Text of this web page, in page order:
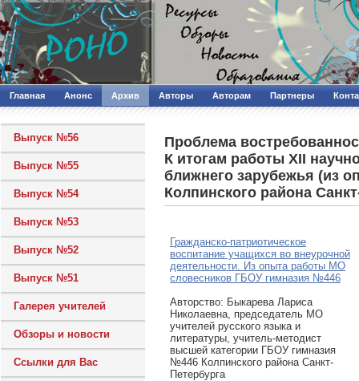
Главная Анонс Архив Авторы Авторам Партнеры
Выпуск №56
Выпуск №55
Выпуск №54
Выпуск №53
Выпуск №52
Выпуск №51
Галерея учителей
Обзоры и новости
Ссылки для Вас
Проблема
К итогам работы XII
ближнего зарубежья (из
Колпинского района
Гражданско-патриотическое
воспитание учащихся во внеурочной
деятельности. Из опыта работы МО
словесников ГБОУ гимназия №446
Авторcтво: Быкарева Лариса
Николаевна, председатель МО
учителей русского языка и
литературы, учитель-методист
высшей категории ГБОУ гимназия
№446 Колпинского района Санкт-
Петербурга